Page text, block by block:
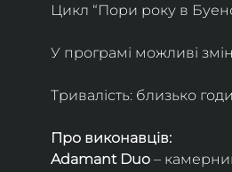
Цикл “Пори року в
У програмі можливі
Тривалість: близько
Про виконавців:
Adamant Duo –